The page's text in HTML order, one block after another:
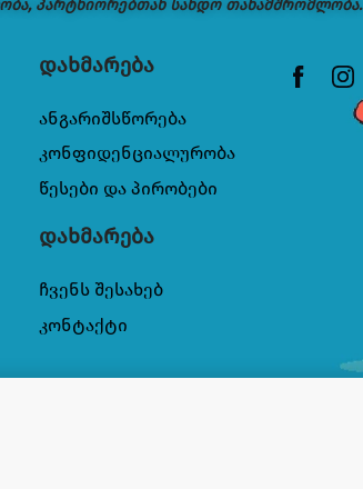
პარტნიორებთან სანდო თანამშრომლობა.
დახმარება
ანგარიშსწორება
კონფიდენციალურობა
წესები და პირობები
დახმარება
ჩვენს შესახებ
კონტაქტი